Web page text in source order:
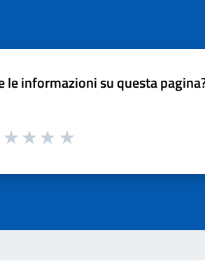
le informazioni su questa